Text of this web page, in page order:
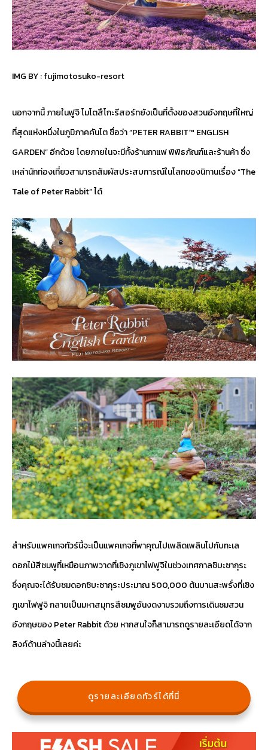
IMG BY :fujimotosuko-resort
นอกจากนี้ ภายในฟูจิ โมโตสึโกะรีสอร์ทยังเป็นที่ตั้งของสวนอังกฤษที่ใหญ่
ที่สุดแห่งหนึ่งในภูมิภาคคันโต ชื่อว่า “PETER RABBIT™ ENGLISH
GARDEN” อีกด้วย โดยภายในจะมีทั้งร้านกาแฟ พิพิธภัณฑ์และร้านค้า ซึ่ง
เหล่านักท่องเที่ยวสามารถสัมผัสประสบการณ์ในโลกของนิทานเรื่อง “The
Tale of Peter Rabbit” ได้
สำหรับแพคเกจทัวร์นี้จะเป็นแพคเกจที่พาคุณไปเพลิดเพลินไปกับทะเล
ดอกไม้สีชมพูที่เหมือนภาพวาดที่เชิงภูเขาไฟฟูจิในช่วงเทศกาลชิบะซากุระ
ซึ่งคุณจะได้รับชมดอกชิบะซากุระประมาณ 500,000 ต้นบานสะพรั่งที่เชิง
ภูเขาไฟฟูจิ กลายเป็นมหาสมุทรสีชมพูอันงดงามรวมถึงการเดินชมสวน
อังกฤษของ Peter Rabbit ด้วย หากสนใจก็สามารถดูรายละเอียดได้จาก
ลิงค์ด้านล่างนี้เลยค่ะ
ดูรายละเอียดทัวร์ได้ที่นี่